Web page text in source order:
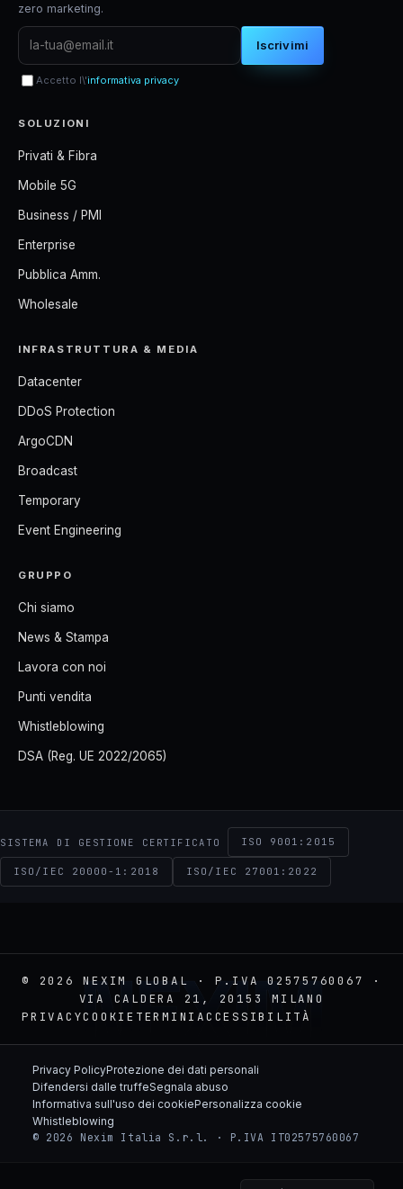
zero marketing.
Iscrivimi
Accetto l\'informativa privacy
SOLUZIONI
Privati & Fibra
Mobile 5G
Business / PMI
Enterprise
Pubblica Amm.
Wholesale
INFRASTRUTTURA & MEDIA
Datacenter
DDoS Protection
ArgoCDN
Broadcast
Temporary
Event Engineering
GRUPPO
Chi siamo
News & Stampa
Lavora con noi
Punti vendita
Whistleblowing
DSA (Reg. UE 2022/2065)
SISTEMA DI GESTIONE CERTIFICATO ISO 9001:2015
ISO/IEC 20000-1:2018 ISO/IEC 27001:2022
© 2026 NEXIM GLOBAL · P.IVA 02575760067 ·
VIA CALDERA 21, 20153 MILANO
PRIVACYCOOKIE TERMINI ACCESSIBILITÀ
NEXIM
Privacy PolicyProtezione dei dati personali
Difendersi dalle truffeSegnala abuso
Informativa sull'uso dei cookiePersonalizza cookie
Whistleblowing
© 2026 Nexim Italia S.r.l. · P.IVA IT02575760067